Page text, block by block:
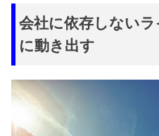
会社に依存しない
に動き出す